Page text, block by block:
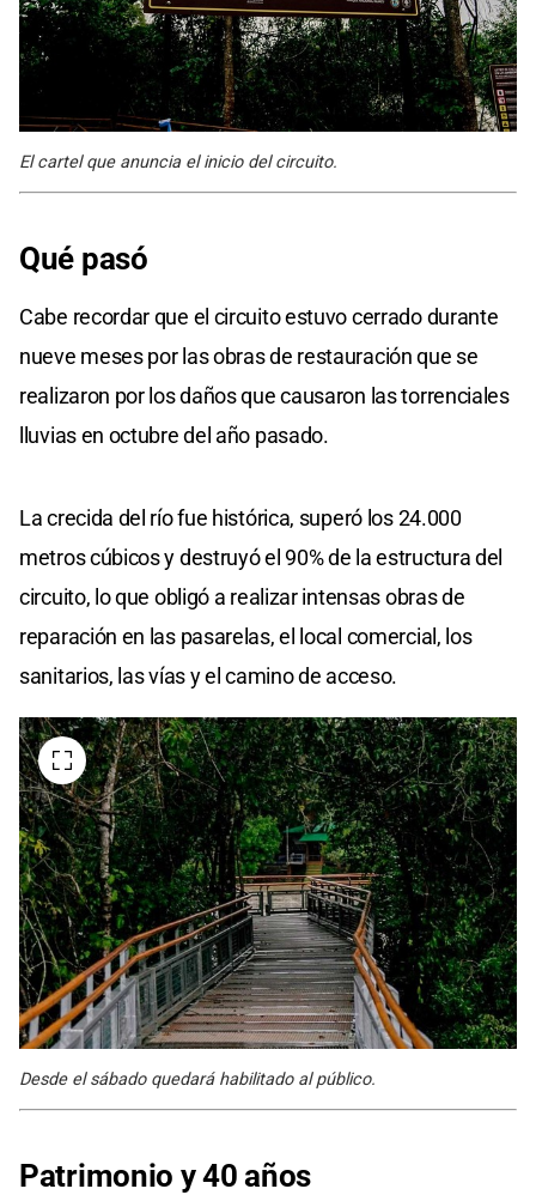
El cartel que anuncia el inicio del circuito.
Qué pasó
Cabe recordar que el circuito estuvo cerrado durante
nueve meses por las obras de restauración que se
realizaron por los daños que causaron las torrenciales
lluvias en octubre del año pasado.
La crecida del río fue histórica, superó los 24.000
metros cúbicos y destruyó el 90% de la estructura del
circuito, lo que obligó a realizar intensas obras de
reparación en las pasarelas, el local comercial, los
sanitarios, las vías y el camino de acceso.
Desde el sábado quedará habilitado al público.
Patrimonio y 40 años